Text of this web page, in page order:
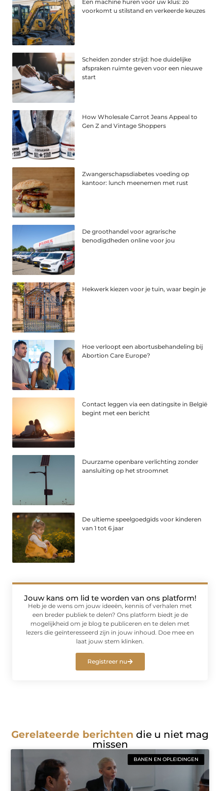
Een machine huren voor uw klus: zo
voorkomt u stilstand en verkeerde keuzes
Scheiden zonder strijd: hoe duidelijke
afspraken ruimte geven voor een nieuwe
start
How Wholesale Carrot Jeans Appeal to
Gen Z and Vintage Shoppers
Zwangerschapsdiabetes voeding op
kantoor: lunch meenemen met rust
De groothandel voor agrarische
benodigdheden online voor jou
Hekwerk kiezen voor je tuin, waar begin je
Hoe verloopt een abortusbehandeling bij
Abortion Care Europe?
Contact leggen via een datingsite in België
begint met een bericht
Duurzame openbare verlichting zonder
aansluiting op het stroomnet
De ultieme speelgoedgids voor kinderen
van 1 tot 6 jaar
Jouw kans om lid te worden van ons platform!
Heb je de wens om jouw ideeën, kennis of verhalen met
een breder publiek te delen? Ons platform biedt je de
mogelijkheid om je blog te publiceren en te delen met
lezers die geïnteresseerd zijn in jouw inhoud. Doe mee en
laat jouw stem klinken.
Registreer nu
Gerelateerde berichten die u niet mag
missen
BANEN EN OPLEIDINGEN